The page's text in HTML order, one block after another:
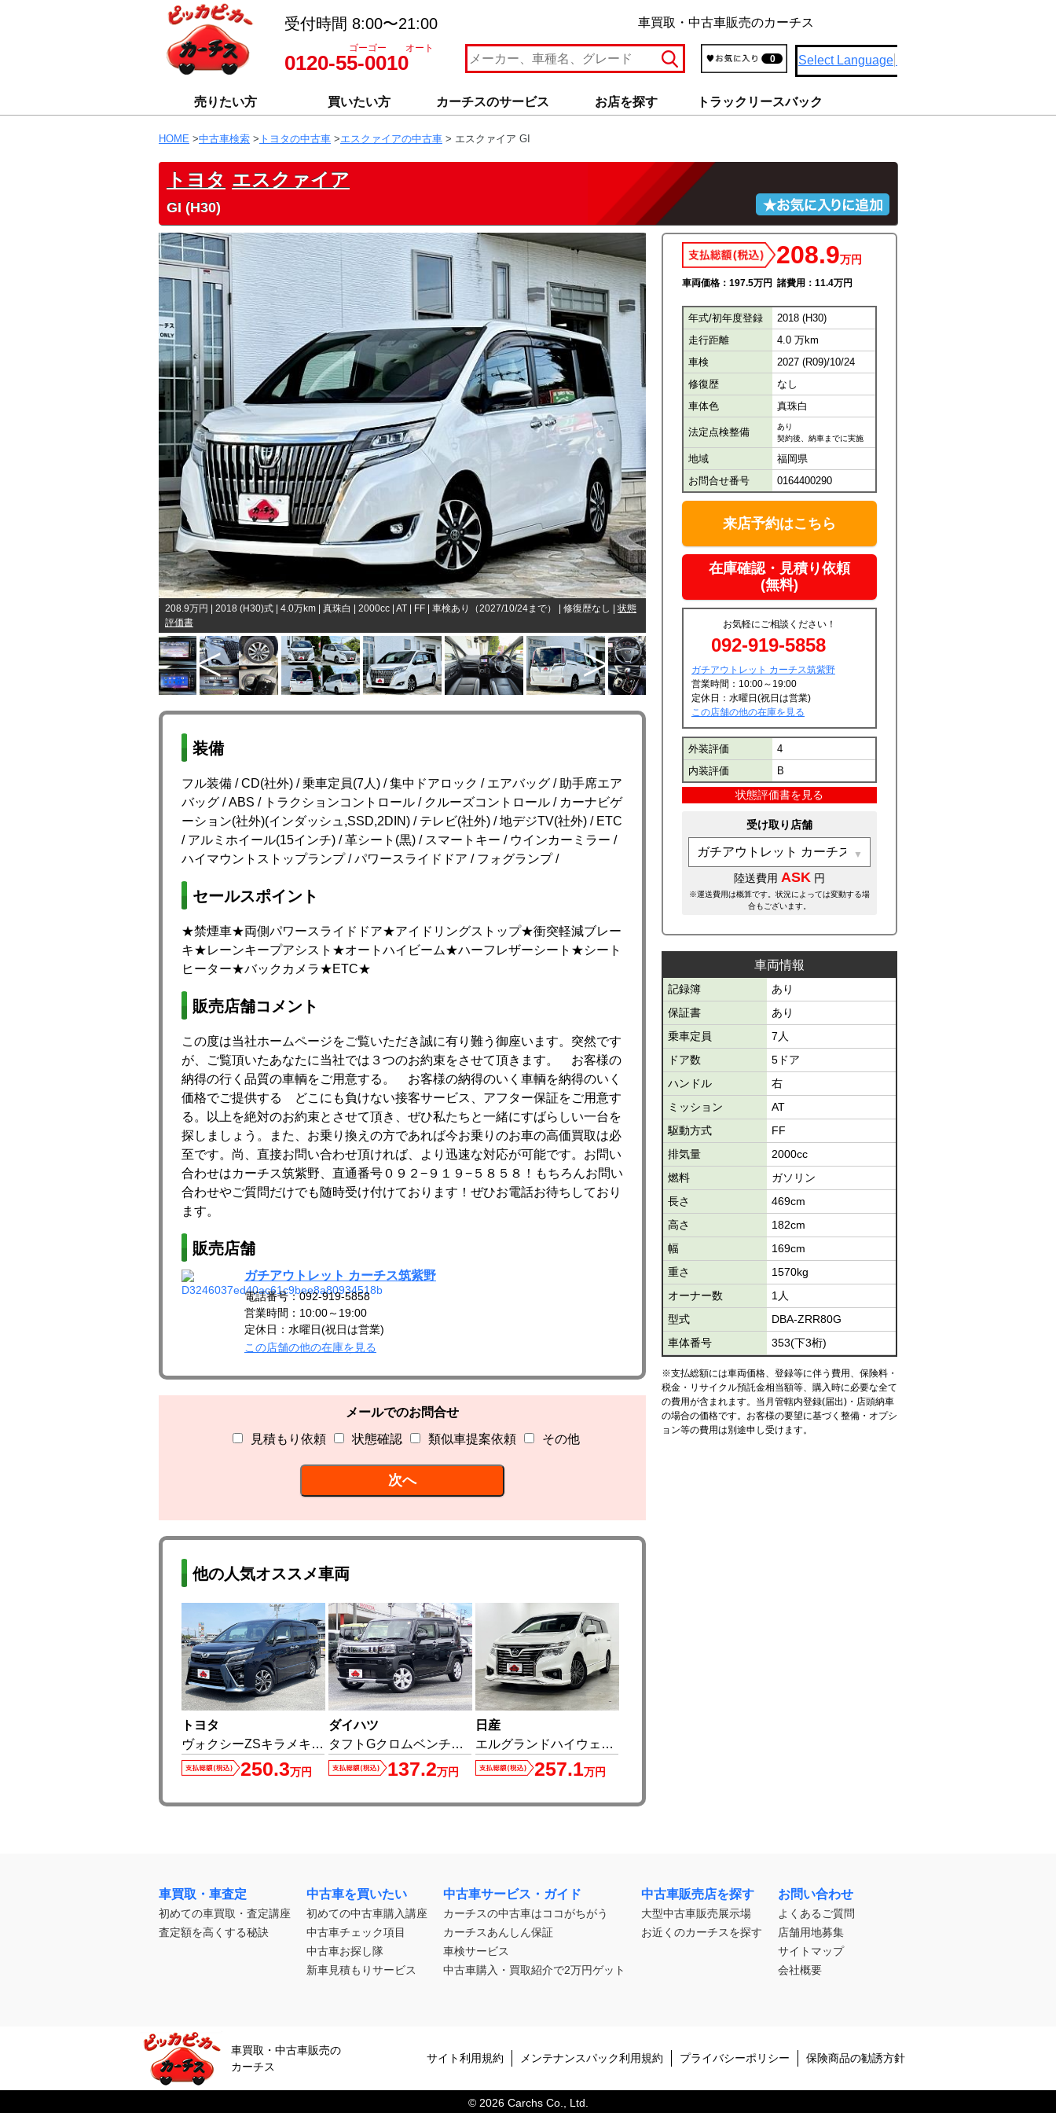
受付時間 8:00〜21:00
ゴーゴー オート
0120-55-0010
車買取・中古車販売のカーチス
0 Select Language
売りたい方 買いたい方 カーチスのサービス お店を探す トラックリースバック
HOME >中古車検索 > トヨタの中古車 >エスクァイアの中古車 > エスクァイア GI
トヨタ エスクァイア
GI (H30)
208.9万円 | 2018 (H30)式 | 4.0万km | 真珠白 | 2000cc | AT | FF | 車検あり（2027/10/24まで） | 修復歴なし | 状態
評価書
装備
フル装備 / CD(社外) / 乗車定員(7人) / 集中ドアロック / エアバッグ / 助手席エア
バッグ / ABS / トラクションコントロール / クルーズコントロール / カーナビゲ
ーション(社外)(インダッシュ,SSD,2DIN) / テレビ(社外) / 地デジTV(社外) / ETC
/ アルミホイール(15インチ) / 革シート(黒) / スマートキー / ウインカーミラー /
ハイマウントストップランプ / パワースライドドア / フォグランプ /
セールスポイント
★禁煙車★両側パワースライドドア★アイドリングストップ★衝突軽減ブレー
キ★レーンキープアシスト★オートハイビーム★ハーフレザーシート★シート
ヒーター★バックカメラ★ETC★
販売店舗コメント
この度は当社ホームページをご覧いただき誠に有り難う御座います。突然です
が、ご覧頂いたあなたに当社では３つのお約束をさせて頂きます。 お客様の
納得の行く品質の車輌をご用意する。 お客様の納得のいく車輌を納得のいく
価格でご提供する どこにも負けない接客サービス、アフター保証をご用意す
る。以上を絶対のお約束とさせて頂き、ぜひ私たちと一緒にすばらしい一台を
探しましょう。また、お乗り換えの方であれば今お乗りのお車の高価買取は必
至です。尚、直接お問い合わせ頂ければ、より迅速な対応が可能です。お問い
合わせはカーチス筑紫野、直通番号０９２−９１９−５８５８！もちろんお問い
合わせやご質問だけでも随時受け付けております！ぜひお電話お待ちしており
ます。
販売店舗
ガチアウトレット カーチス筑紫野
電話番号：092-919-5858
営業時間：10:00～19:00
定休日：水曜日(祝日は営業)
この店舗の他の在庫を見る
メールでのお問合せ
見積もり依頼
状態確認 類似車提案依頼 その他
他の人気オススメ車両
トヨタ
ヴォクシーZSキラメキ2 ((R01))
250.3万円
ダイハツ
タフトGクロムベンチャー ( (R04))
137.2万円
日産
エルグランドハイウェイスターSアーバンクロム ((R01))
257.1万円
208.9万円
車両価格：197.5万円 諸費用：11.4万円
年式/初年度登録
2018 (H30)
走行距離
4.0 万km
車検
2027 (R09)/10/24
修復歴
なし
車体色
真珠白
法定点検整備
あり
契約後、納車までに実施
地域
福岡県
お問合せ番号
0164400290
来店予約はこちら
在庫確認・見積り依頼
(無料)
お気軽にご相談ください！
092-919-5858
ガチアウトレット カーチス筑紫野
営業時間：10:00～19:00
定休日：水曜日(祝日は営業)
この店舗の他の在庫を見る
外装評価
4
内装評価
B
状態評価書を見る
受け取り店舗
陸送費用 ASK 円
※運送費用は概算です。状況によっては変動する場
合もございます。
車両情報
記録簿
あり
保証書
あり
乗車定員
7人
ドア数
5ドア
ハンドル
右
ミッション
AT
駆動方式
FF
排気量
2000cc
燃料
ガソリン
長さ
469cm
高さ
182cm
幅
169cm
重さ
1570kg
オーナー数
1人
型式
DBA-ZRR80G
車体番号
353(下3桁)
※支払総額には車両価格、登録等に伴う費用、保険料・
税金・リサイクル預託金相当額等、購入時に必要な全て
の費用が含まれます。当月管轄内登録(届出)・店頭納車
の場合の価格です。お客様の要望に基づく整備・オプシ
ョン等の費用は別途申し受けます。
車買取・車査定
初めての車買取・査定講座
査定額を高くする秘訣
中古車を買いたい
初めての中古車購入講座
中古車チェック項目
中古車お探し隊
新車見積もりサービス
中古車サービス・ガイド
カーチスの中古車はココがちがう
カーチスあんしん保証
車検サービス
中古車購入・買取紹介で2万円ゲット
中古車販売店を探す
大型中古車販売展示場
お近くのカーチスを探す
お問い合わせ
よくあるご質問
店舗用地募集
サイトマップ
会社概要
車買取・中古車販売の
カーチス
サイト利用規約 メンテナンスパック利用規約 プライバシーポリシー 保険商品の勧誘方針
© 2026 Carchs Co., Ltd.